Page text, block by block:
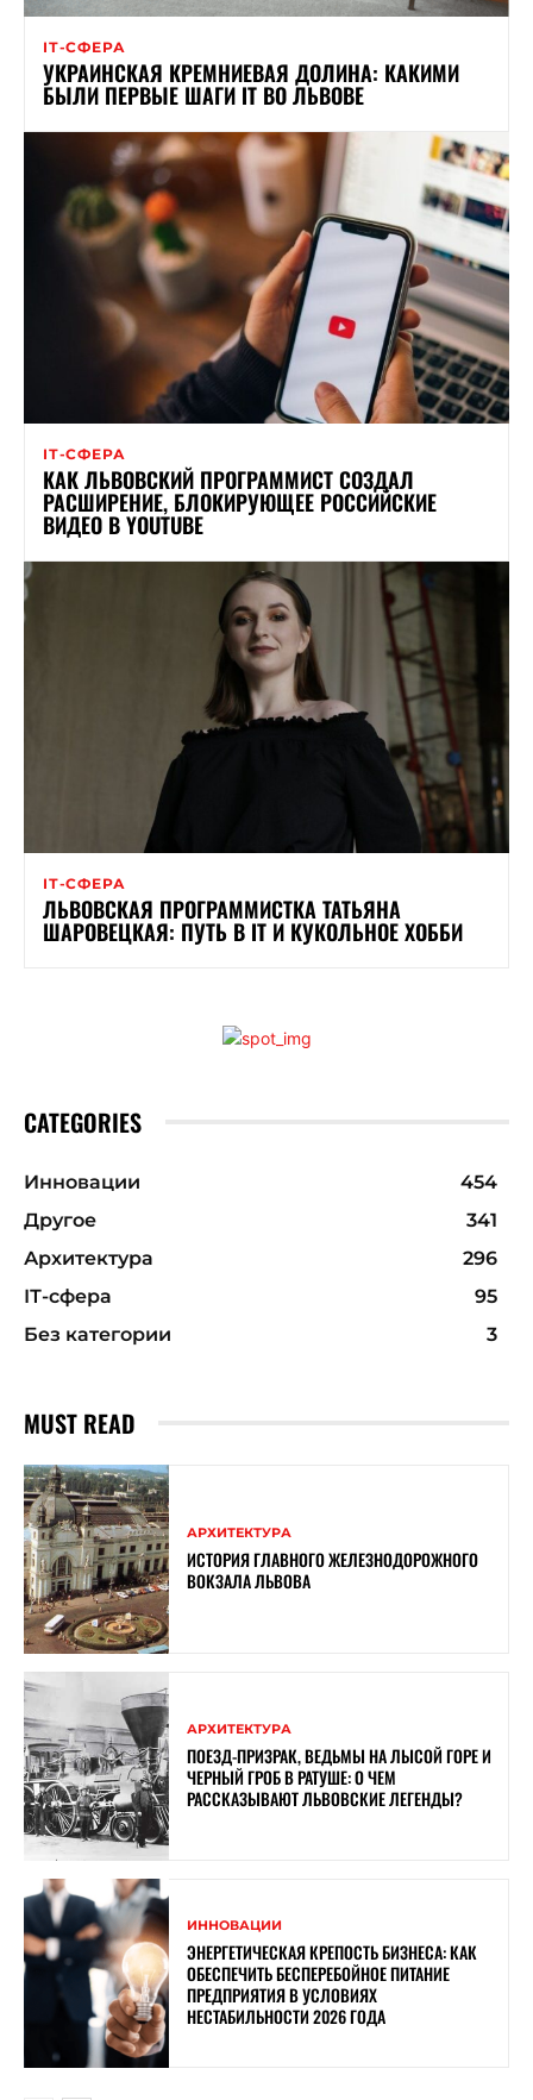
ІТ-СФЕРА
УКРАИНСКАЯ КРЕМНИЕВАЯ ДОЛИНА: КАКИМИ
БЫЛИ ПЕРВЫЕ ШАГИ ІТ ВО ЛЬВОВЕ
ІТ-СФЕРА
КАК ЛЬВОВСКИЙ ПРОГРАММИСТ СОЗДАЛ
РАСШИРЕНИЕ, БЛОКИРУЮЩЕЕ РОССИЙСКИЕ
ВИДЕО В YOUTUBE
ІТ-СФЕРА
ЛЬВОВСКАЯ ПРОГРАММИСТКА ТАТЬЯНА
ШАРОВЕЦКАЯ: ПУТЬ В ІТ И КУКОЛЬНОЕ ХОББИ
CATEGORIES
Инновации
454
Другое
341
Архитектура
296
ІТ-сфера
95
Без категории
3
MUST READ
АРХИТЕКТУРА
ИСТОРИЯ ГЛАВНОГО ЖЕЛЕЗНОДОРОЖНОГО
ВОКЗАЛА ЛЬВОВА
АРХИТЕКТУРА
ПОЕЗД-ПРИЗРАК, ВЕДЬМЫ НА ЛЫСОЙ ГОРЕ И
ЧЕРНЫЙ ГРОБ В РАТУШЕ: О ЧЕМ
РАССКАЗЫВАЮТ ЛЬВОВСКИЕ ЛЕГЕНДЫ?
ИННОВАЦИИ
ЭНЕРГЕТИЧЕСКАЯ КРЕПОСТЬ БИЗНЕСА: КАК
ОБЕСПЕЧИТЬ БЕСПЕРЕБОЙНОЕ ПИТАНИЕ
ПРЕДПРИЯТИЯ В УСЛОВИЯХ
НЕСТАБИЛЬНОСТИ 2026 ГОДА